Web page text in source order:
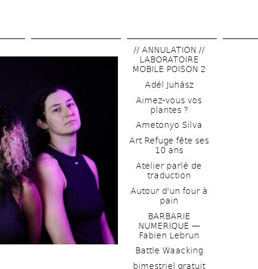
main
content
// ANNULATION //
LABORATOIRE
MOBILE POISON 2
Adél Juhász
Aimez-vous vos
plantes ?
Ametonyo Silva
Art Refuge fête ses
10 ans
Atelier parlé de
traduction
Autour d'un four à
pain
BARBARIE
NUMERIQUE —
Fabien Lebrun
Battle Waacking
bimestriel gratuit